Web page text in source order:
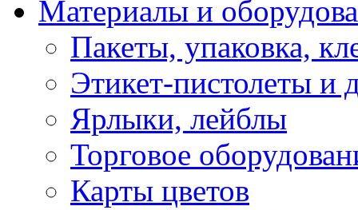
Материалы и
Пакеты, упаковка,
Этикет-пистолеты и
Ярлыки, лейблы
Торговое
Карты цветов